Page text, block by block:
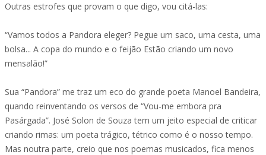
Outras estrofes que provam o que digo, vou citá-las:
“Vamos todos a Pandora eleger? Pegue um saco, uma cesta, uma
bolsa... A copa do mundo e o feijão Estão criando um novo
mensalão!”
Sua “Pandora” me traz um eco do grande poeta Manoel Bandeira,
quando reinventando os versos de “Vou-me embora pra
Pasárgada”. José Solon de Souza tem um jeito especial de criticar
criando rimas: um poeta trágico, tétrico como é o nosso tempo.
Mas noutra parte, creio que nos poemas musicados, fica menos